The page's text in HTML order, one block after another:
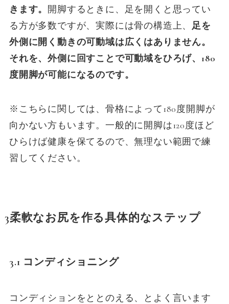
きます。 開脚するときに、足を開くと思ってい
る方が多数ですが、実際には骨の構造上、 足を
外側に開く動きの可動域は広くはありません。
それを、外側に回すことで可動域をひろげ、180
度開脚が可能になるのです。
※こちらに関しては、骨格によって180度開脚が
向かない方もいます。一般的に開脚は120度ほど
ひらけば健康を保てるので、無理ない範囲で練
習してください。
3柔軟なお尻を作る具体的なステップ
3.1 コンディショニング
コンディションをととのえる、とよく言います